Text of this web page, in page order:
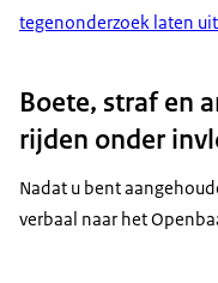
tegenonderzoek laten
Boete, straf en
rijden onder
Nadat u bent
verbaal naar het